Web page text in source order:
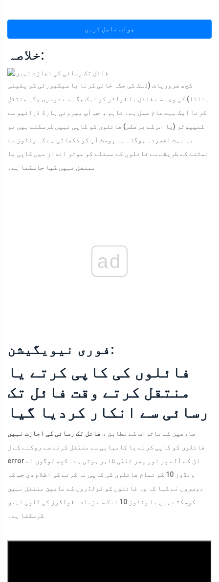
جواب حاصل کریں
خلاصہ:
کچھ ضروریات (ڈسک کی جگہ خالی کرنا یا سیکیورٹی کو یقینی
بنانا) کی وجہ سے فائل یا فولڈر کو ایک جگہ سے دوسری جگہ منتقل
کرنا ایک بہت عام عمل ہے۔ تاہم ، جب آپ بیرونی ہارڈ ڈرائیو سے
کمپیوٹر (یا اس کے برعکس) فائلوں کو کاپی نہیں کرسکتے ہیں تو
یہ بہت افسردہ ہوگا۔ یہ پوسٹ آپ کو دکھاتی ہے کہ ونڈوز سے
نمٹنے کے طریقے سے فائلوں کے مسئلے کو موثر انداز میں کاپی یا
منتقل نہیں کیا جاسکتا ہے۔
ad
فوری نیویگیشن:
فائلوں کی کاپی کرتے یا
منتقل کرتے وقت فائل تک
رسائی سے انکار کردیا گیا
صارفین کے تاثرات کے مطابق ، فائل تک رسائی کی اجازت نہیں
فائلوں کو کاپی کرنے یا کامیابی سے منتقل کرنے سے روکنے کے ل
error ان کے آلے پر اور پھر غلطی ظاہر ہوتی ہے۔ کچھ لوگوں نے
ونڈوز 10 کو تمام فائلوں کی کاپی نہ کرنے کی اطلاع دی جب کہ
دوسروں نے کہا کہ وہ فائلوں کو فولڈروں کے مابین منتقل نہیں
کرسکتے ہیں یا ونڈوز 10 ایک سے زیادہ فولڈرز کی کاپی نہیں
کرسکتا ہے۔